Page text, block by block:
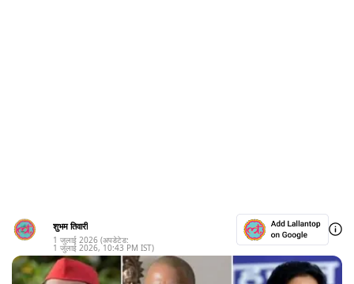
शुभम तिवारी
1 जुलाई 2026 (अपडेटेड:
1 जुलाई 2026, 10:43 PM IST)